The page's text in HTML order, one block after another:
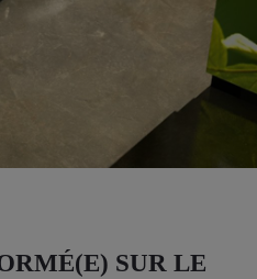
SUR LE